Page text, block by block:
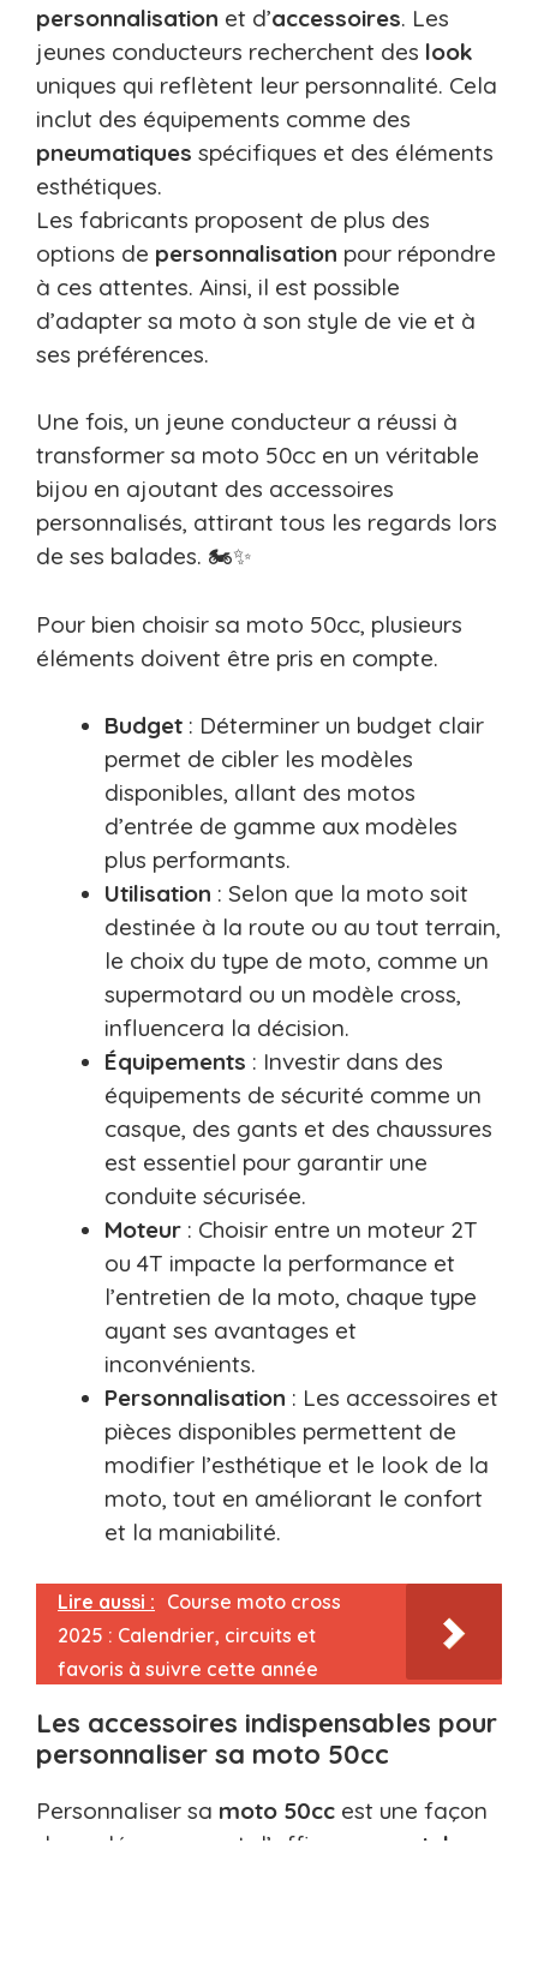
personnalisation et d’accessoires. Les
jeunes conducteurs recherchent des look
uniques qui reflètent leur personnalité. Cela
inclut des équipements comme des
pneumatiques spécifiques et des éléments
esthétiques.
Les fabricants proposent de plus des
options de personnalisation pour répondre
à ces attentes. Ainsi, il est possible
d’adapter sa moto à son style de vie et à
ses préférences.
Une fois, un jeune conducteur a réussi à
transformer sa moto 50cc en un véritable
bijou en ajoutant des accessoires
personnalisés, attirant tous les regards lors
de ses balades. 🏍️✨
Pour bien choisir sa moto 50cc, plusieurs
éléments doivent être pris en compte.
Budget : Déterminer un budget clair
permet de cibler les modèles
disponibles, allant des motos
d’entrée de gamme aux modèles
plus performants.
Utilisation : Selon que la moto soit
destinée à la route ou au tout terrain,
le choix du type de moto, comme un
supermotard ou un modèle cross,
influencera la décision.
Équipements : Investir dans des
équipements de sécurité comme un
casque, des gants et des chaussures
est essentiel pour garantir une
conduite sécurisée.
Moteur : Choisir entre un moteur 2T
ou 4T impacte la performance et
l’entretien de la moto, chaque type
ayant ses avantages et
inconvénients.
Personnalisation : Les accessoires et
pièces disponibles permettent de
modifier l’esthétique et le look de la
moto, tout en améliorant le confort
et la maniabilité.
Lire aussi : Course moto cross
2025 : Calendrier, circuits et
favoris à suivre cette année
Les accessoires indispensables pour
personnaliser sa moto 50cc
Personnaliser sa moto 50cc est une façon
de se démarquer et d’affirmer son
style